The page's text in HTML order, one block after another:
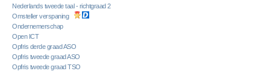
Nederlands tweede taal - richtgraad 2
Omsteller verspaning
Ondernemerschap
Open ICT
Opfris derde graad ASO
Opfris tweede graad ASO
Opfris tweede graad TSO